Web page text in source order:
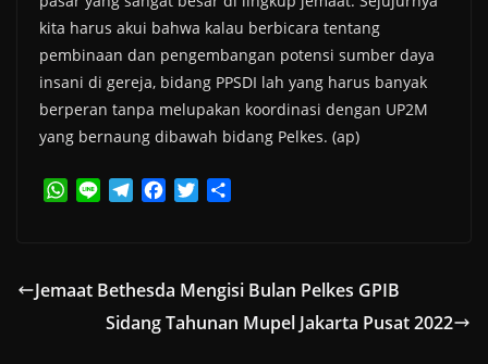
kita harus akui bahwa kalau berbicara tentang
pembinaan dan pengembangan potensi sumber daya
insani di gereja, bidang PPSDI lah yang harus banyak
berperan tanpa melupakan koordinasi dengan UP2M
yang bernaung dibawah bidang Pelkes. (ap)
t
e
e
g
r
e
o
e
r
Jemaat Bethesda Mengisi Bulan Pelkes GPIB
Sidang Tahunan Mupel Jakarta Pusat 2022